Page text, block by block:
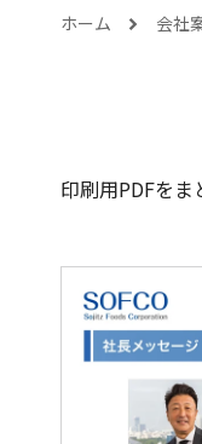
ホーム 会社
印刷用PDFをま